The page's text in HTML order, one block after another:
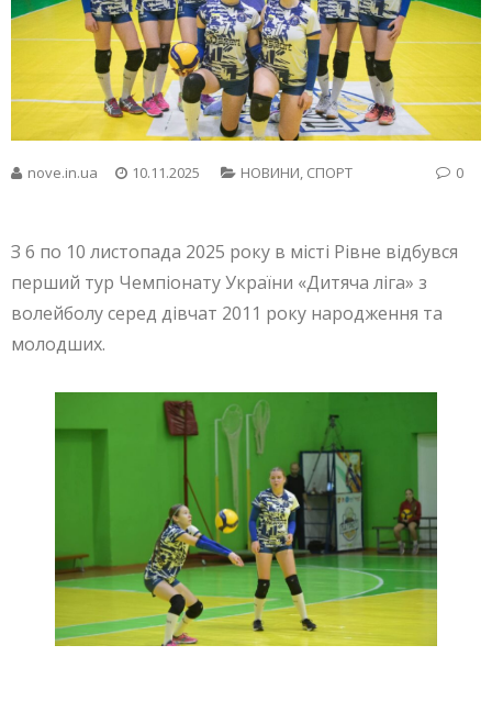
nove.in.ua 10.11.2025 НОВИНИ, СПОРТ 0
З 6 по 10 листопада 2025 року в місті Рівне відбувся
перший тур Чемпіонату України «Дитяча ліга» з
волейболу серед дівчат 2011 року народження та
молодших.